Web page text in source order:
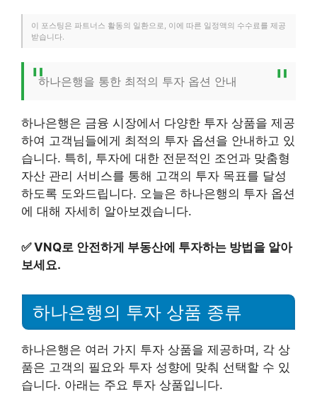
이 포스팅은 파트너스 활동의 일환으로, 이에 따른 일정액의 수수료를 제공
받습니다.
하나은행을 통한 최적의 투자 옵션 안내
하나은행은 금융 시장에서 다양한 투자 상품을 제공
하여 고객님들에게 최적의 투자 옵션을 안내하고 있
습니다. 특히, 투자에 대한 전문적인 조언과 맞춤형
자산 관리 서비스를 통해 고객의 투자 목표를 달성
하도록 도와드립니다. 오늘은 하나은행의 투자 옵션
에 대해 자세히 알아보겠습니다.
✅VNQ로 안전하게 부동산에 투자하는 방법을 알아
보세요.
하나은행의 투자 상품 종류
하나은행은 여러 가지 투자 상품을 제공하며, 각 상
품은 고객의 필요와 투자 성향에 맞춰 선택할 수 있
습니다. 아래는 주요 투자 상품입니다.